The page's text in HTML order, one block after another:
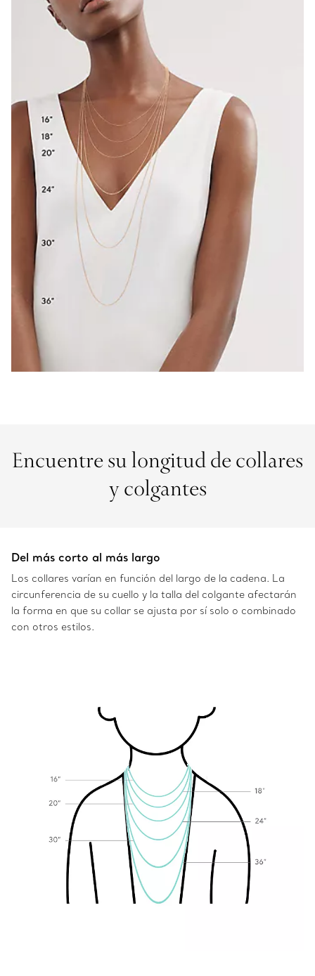
Encuentre su longitud de collares
y colgantes
Del más corto al más largo
Los collares varían en función del largo de la cadena. La
circunferencia de su cuello y la talla del colgante afectarán
la forma en que su collar se ajusta por sí solo o combinado
con otros estilos.